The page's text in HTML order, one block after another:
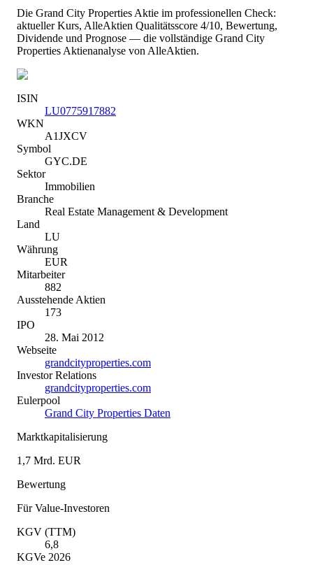
Die Grand City Properties Aktie im professionellen Check:
aktueller Kurs, AlleAktien Qualitätsscore 4/10, Bewertung,
Dividende und Prognose — die vollständige Grand City
Properties Aktienanalyse von AlleAktien.
ISIN
LU0775917882
WKN
A1JXCV
Symbol
GYC.DE
Sektor
Immobilien
Branche
Real Estate Management & Development
Land
LU
Währung
EUR
Mitarbeiter
882
Ausstehende Aktien
173
IPO
28. Mai 2012
Webseite
grandcityproperties.com
Investor Relations
grandcityproperties.com
Eulerpool
Grand City Properties Daten
Marktkapitalisierung
1,7 Mrd. EUR
Bewertung
Für Value-Investoren
KGV (TTM)
6,8
KGVe 2026